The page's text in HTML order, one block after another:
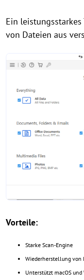
Ein
von Dateien aus
Vorteile:
Starke Scan-Engine
Wiederherstellung von
Unterstützt macOS und